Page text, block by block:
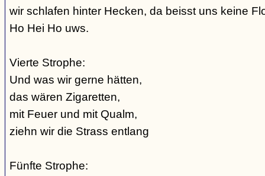
wir schlafen hinter Hecken, da beisst uns keine
Ho Hei Ho uws.
Vierte Strophe:
Und was wir gerne hätten,
das wären Zigaretten,
mit Feuer und mit Qualm,
ziehn wir die Strass entlang
Fünfte Strophe: